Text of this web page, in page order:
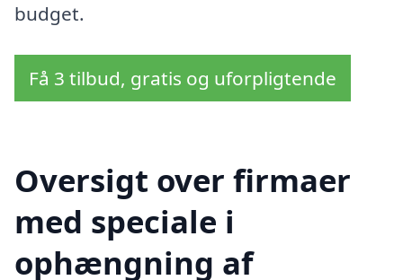
budget.
Få 3 tilbud, gratis og uforpligtende
Oversigt over firmaer
med speciale i
ophængning af